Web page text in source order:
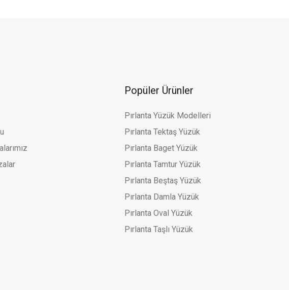
Popüler Ürünler
Pırlanta Yüzük Modelleri
Pırlanta Tektaş Yüzük
Pırlanta Baget Yüzük
Pırlanta Tamtur Yüzük
Pırlanta Beştaş Yüzük
Pırlanta Damla Yüzük
Pırlanta Oval Yüzük
Pırlanta Taşlı Yüzük